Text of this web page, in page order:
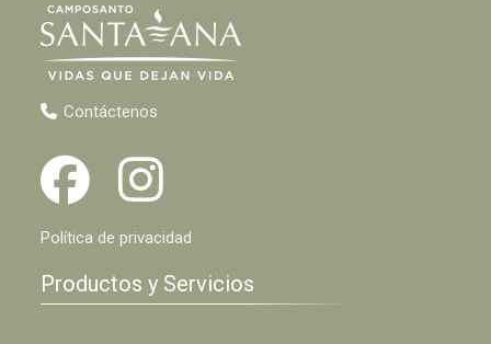
Contáctenos
Política de privacidad
Productos y Servicios